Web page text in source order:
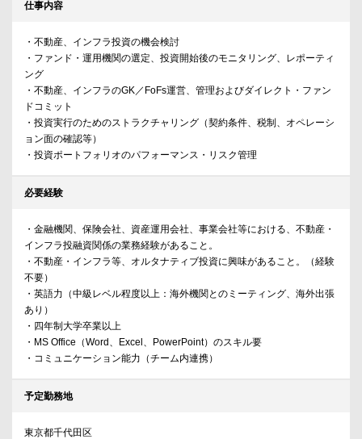
仕事内容
・不動産、インフラ投資の機会検討
・ファンド・運用機関の選定、投資開始後のモニタリング、レポーティ
ング
・不動産、インフラのGK／FoFs運営、管理およびダイレクト・ファン
ドコミット
・投資実行のためのストラクチャリング（契約条件、税制、オペレーシ
ョン面の確認等）
・投資ポートフォリオのパフォーマンス・リスク管理
必要経験
・金融機関、保険会社、資産運用会社、事業会社等における、不動産・
インフラ投融資関係の業務経験があること。
・不動産・インフラ等、オルタナティブ投資に興味があること。（経験
不要）
・英語力（中級レベル程度以上：海外機関とのミーティング、海外出張
あり）
・四年制大学卒業以上
・MS Office（Word、Excel、PowerPoint）のスキル要
・コミュニケーション能力（チーム内連携）
予定勤務地
東京都千代田区